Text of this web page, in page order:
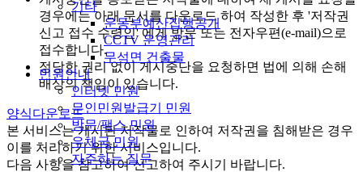
기타
운동부예산집행공개
CCTV 운영관리
무석면 건출물
민원안내
인터넷 민원
무인민원발급기 민원
방문/팩스 민원
우체국 민원
자주하는 질문
경우에는 아래 문서를 다운로드 하여 작성한 후 '저작권
신고 접수 수령인' 에게 방문 또는 전자우편(e-mail)으로
접수합니다.
정당한 권리 없이 게시중단을 요청하면 법에 의해 손해
배상의 책임이 있습니다.
양식다운로드
본 서비스는 게시된 저작물로 인하여 저작권을 침해받은 경우
이를 처리하기 위한 서비스입니다.
다음 사항을 참고하여 신고하여 주시기 바랍니다.